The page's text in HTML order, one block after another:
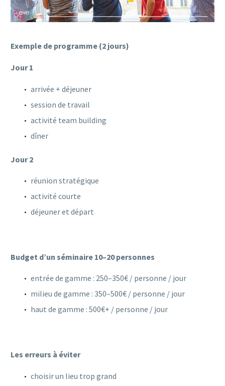
Exemple de programme (2 jours)
Jour 1
arrivée + déjeuner
session de travail
activité team building
dîner
Jour 2
réunion stratégique
activité courte
déjeuner et départ
Budget d’un séminaire 10–20 personnes
entrée de gamme : 250–350€ / personne / jour
milieu de gamme : 350–500€ / personne / jour
haut de gamme : 500€+ / personne / jour
Les erreurs à éviter
choisir un lieu trop grand